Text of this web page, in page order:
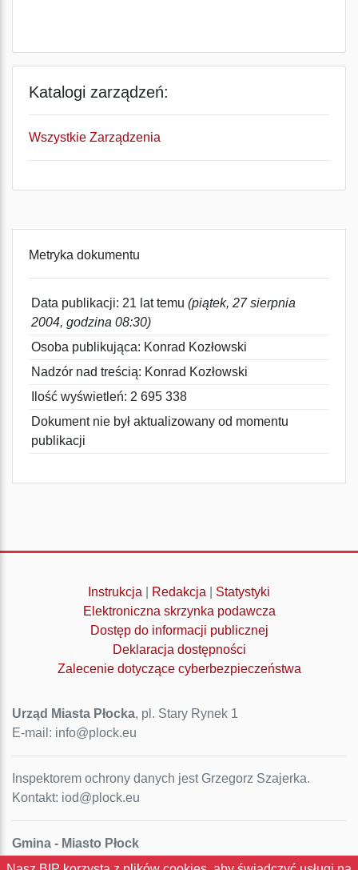
Katalogi zarządzeń:
Wszystkie Zarządzenia
Metryka dokumentu
Data publikacji: 21 lat temu (piątek, 27 sierpnia
2004, godzina 08:30)
Osoba publikująca: Konrad Kozłowski
Nadzór nad treścią: Konrad Kozłowski
Ilość wyświetleń: 2 695 338
Dokument nie był aktualizowany od momentu
publikacji
Instrukcja Redakcja
Statystyki
Elektroniczna skrzynka podawcza
Dostęp do informacji publicznej
Deklaracja dostępności
Zalecenie dotyczące cyberbezpieczeństwa
Urząd Miasta Płocka, pl. Stary Rynek 1
E-mail: info@plock.eu
Inspektorem ochrony danych jest Grzegorz Szajerka.
Kontakt: iod@plock.eu
Gmina - Miasto Płock
Pl. Stary Rynek 1